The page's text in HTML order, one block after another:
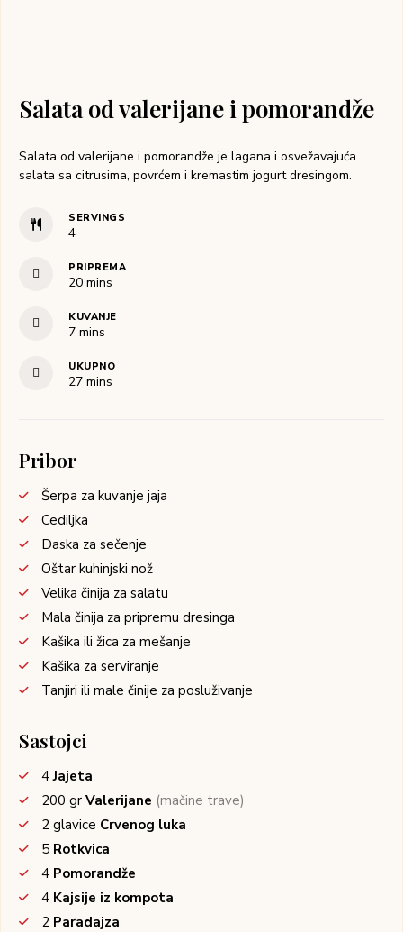
Salata od valerijane i pomorandže
Salata od valerijane i pomorandže je lagana i osvežavajuća
salata sa citrusima, povrćem i kremastim jogurt dresingom.
SERVINGS
4
PRIPREMA
20 mins
KUVANJE
7 mins
UKUPNO
27 mins
Pribor
Šerpa za kuvanje jaja
Cediljka
Daska za sečenje
Oštar kuhinjski nož
Velika činija za salatu
Mala činija za pripremu dresinga
Kašika ili žica za mešanje
Kašika za serviranje
Tanjiri ili male činije za posluživanje
Sastojci
4 Jajeta
200 gr Valerijane (mačine trave)
2 glavice Crvenog luka
5 Rotkvica
4 Pomorandže
4 Kajsije iz kompota
2 Paradajza